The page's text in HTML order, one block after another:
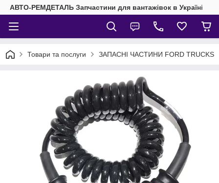
АВТО-РЕМДЕТАЛЬ Запчастини для вантажівок в Україні
Товари та послуги ЗАПАСНІ ЧАСТИНИ FORD TRUCKS